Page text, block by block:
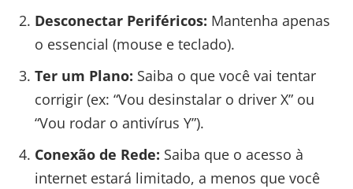
Desconectar Periféricos: Mantenha apenas
o essencial (mouse e teclado).
Ter um Plano: Saiba o que você vai tentar
corrigir (ex: “Vou desinstalar o driver X” ou
“Vou rodar o antivírus Y”).
Conexão de Rede: Saiba que o acesso à
internet estará limitado, a menos que você